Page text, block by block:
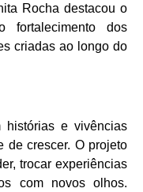
Rocha destacou o
fortalecimento dos
criadas ao longo do
histórias e vivências
de crescer. O projeto
trocar experiências
com novos olhos.